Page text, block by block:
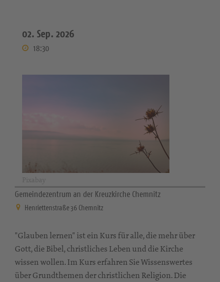
02. Sep. 2026
18:30
Gemeindezentrum an der Kreuzkirche Chemnitz
Henriettenstraße 36 Chemnitz
"Glauben lernen" ist ein Kurs für alle, die mehr über
Gott, die Bibel, christliches Leben und die Kirche
wissen wollen. Im Kurs erfahren Sie Wissenswertes
über Grundthemen der christlichen Religion. Die